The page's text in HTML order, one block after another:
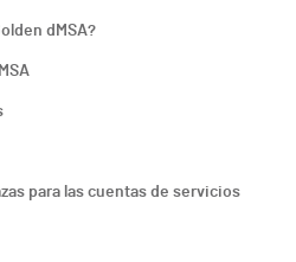
dMSA?
para las cuentas de servicios